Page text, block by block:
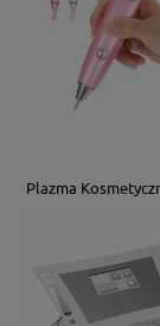
Plazma